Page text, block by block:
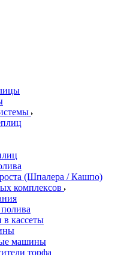
(Шпалера / Кашпо)
комплексов
в кассеты
машины
торфа